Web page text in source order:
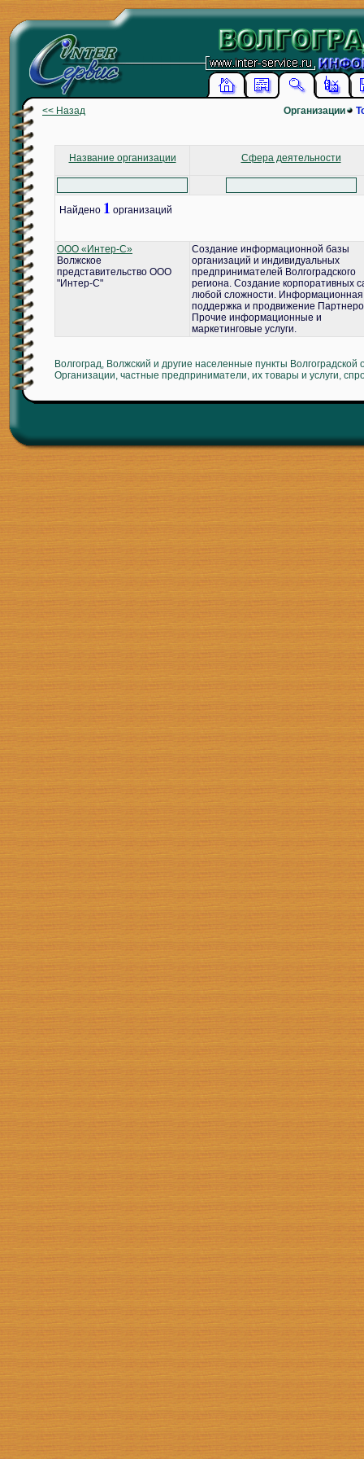
<< Назад Организации
Название организации Сфера деятельности
Найдено 1 организаций
ООО «Интер-С»
Волжское
представительство ООО
"Интер-С"
Создание информационной базы
организаций и индивидуальных
предпринимателей Волгоградского
региона. Создание корпоративных
любой сложности. Информационная
поддержка и продвижение
Прочие информационные и
маркетинговые услуги.
Волгоград, Волжский и другие населенные пункты Волгоградской
Организации, частные предприниматели, их товары и услуги,